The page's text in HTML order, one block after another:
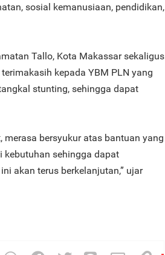
sosial kemanusiaan, pendidikan,
Tallo, Kota Makassar sekaligus
kepada YBM PLN yang
stunting, sehingga dapat
bersyukur atas bantuan yang
kebutuhan sehingga dapat
akan terus berkelanjutan,” ujar